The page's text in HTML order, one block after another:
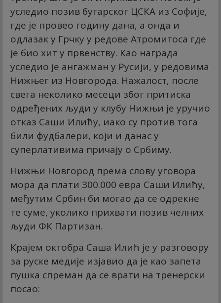
уследио позив бугарског ЦСКА из Софије,
где је провео годину дана, а онда и
одлазак у Грчку у редове Атромитоса где
је био хит у првенству. Као награда
уследио је ангажман у Русији, у редовима
Нижњег из Новгорода. Нажалост, после
свега неколико месеци због притиска
одређених људи у клубу Нижњи је уручио
отказ Саши Илићу, иако су против тога
били фудбалери, који и данас у
суперлативима причају о Србиму.
Нижњи Новгород према слову уговора
мора да плати 300.000 евра Саши Илићу,
међутим Србин би могао да се одрекне
те суме, уколико прихвати позив челних
људи ФК Партизан.
Крајем октобра Саша Илић је у разговору
за руске медије изјавио да је као запета
пушка спреман да се врати на тренерски
посао: